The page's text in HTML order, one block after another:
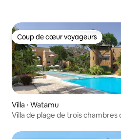
Coup de cœur voyageurs
Coup de cœur voyageurs
Villa ⋅ Watamu
Villa de plage de trois chambres